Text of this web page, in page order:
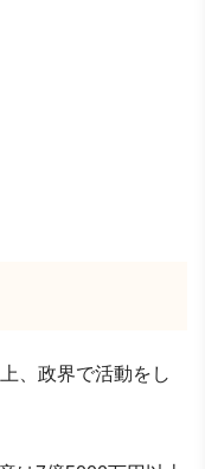
、政界で活動をし